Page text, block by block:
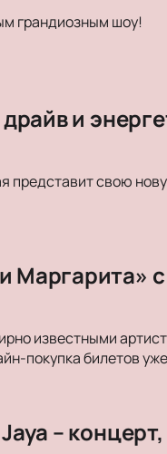
грандиозным шоу!
и
представит свою
Маргарита»
известными
покупка билетов
–